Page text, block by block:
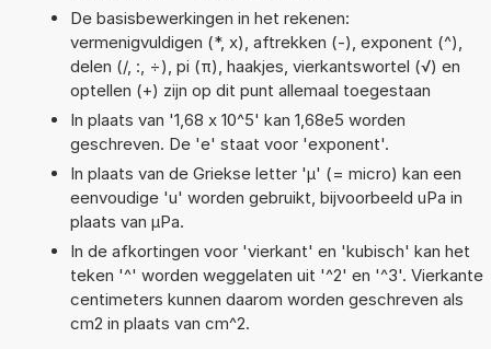
De basisbewerkingen in het rekenen:
vermenigvuldigen (*, x), aftrekken (-), exponent (^),
delen (/, :, ÷), pi (π), haakjes, vierkantswortel (√) en
optellen (+) zijn op dit punt allemaal toegestaan
In plaats van '1,68 x 10^5' kan 1,68e5 worden
geschreven. De 'e' staat voor 'exponent'.
In plaats van de Griekse letter 'µ' (= micro) kan een
eenvoudige 'u' worden gebruikt, bijvoorbeeld uPa in
plaats van µPa.
In de afkortingen voor 'vierkant' en 'kubisch' kan het
teken '^' worden weggelaten uit '^2' en '^3'. Vierkante
centimeters kunnen daarom worden geschreven als
cm2 in plaats van cm^2.